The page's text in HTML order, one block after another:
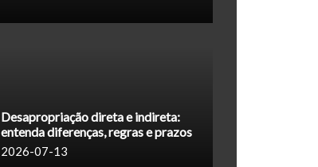
Desapropriação direta e indireta:
entenda diferenças, regras e prazos
2026-07-13